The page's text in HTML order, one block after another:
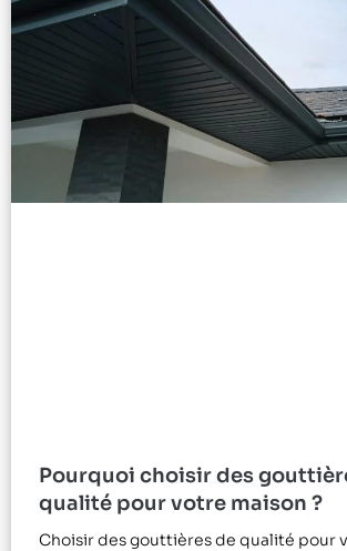
Pourquoi choisir des
qualité pour votre maison ?
Choisir des gouttières de qualité pour